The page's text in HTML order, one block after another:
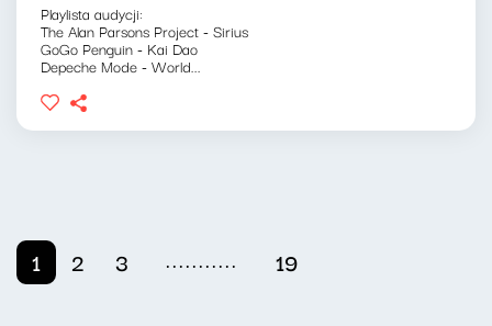
Playlista audycji:
The Alan Parsons Project - Sirius
GoGo Penguin - Kai Dao
Depeche Mode - World...
1 2 3 ........... 19